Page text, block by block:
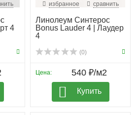
4
избранное сравнить
Линолеум Синтерос
Bonus Lauder 4 | Лаудер
4
(0)
Цена: 540 ₽/м2
Купить